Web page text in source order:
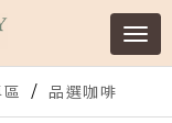
品選咖啡